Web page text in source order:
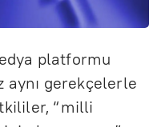
platformu
aynı gerekçelerle
“milli